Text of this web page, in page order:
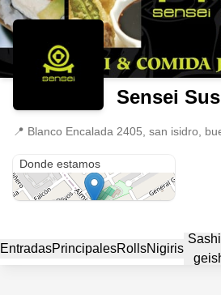
Sensei
📍 Blanco Encalada 2405, san isidro,
Donde estamos
EntradasPrincipalesRollsNigiris